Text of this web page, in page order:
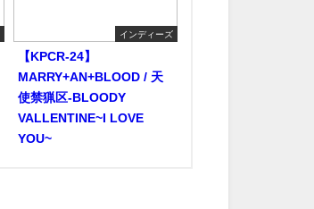
インディーズ
【KPCR-24】
MARRY+AN+BLOOD / 天
使禁猟区-BLOODY
VALLENTINE~I LOVE
YOU~